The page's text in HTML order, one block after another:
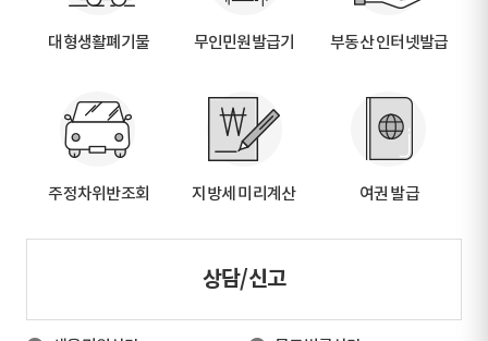
대형생활폐기물 무인민원발급기 부동산 인터넷발급
주정차위반조회 지방세 미리계산 여권 발급
상담/신고